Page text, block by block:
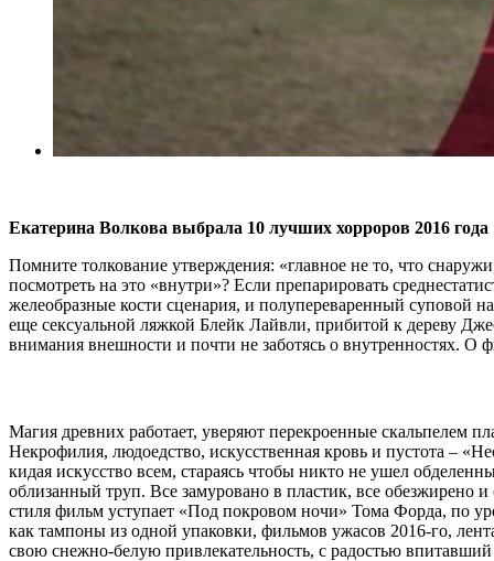
Екатерина Волкова выбрала 10 лучших хорроров 2016 года
Помните толкование утверждения: «главное не то, что
посмотреть на это «внутри»? Если препарировать
желеобразные кости сценария, и полупереваренный суповой
еще сексуальной ляжкой Блейк Лайвли, прибитой к дереву
внимания внешности и почти не заботясь о внутренностях. О
Магия древних работает, уверяют перекроенные скальпелем
Некрофилия, людоедство, искусственная кровь и пустота –
кидая искусство всем, стараясь чтобы никто не ушел
облизанный труп. Все замуровано в пластик, все
стиля фильм уступает «Под покровом ночи» Тома Форда, по
как тампоны из одной упаковки, фильмов ужасов 2016-го,
свою снежно-белую привлекательность, с радостью